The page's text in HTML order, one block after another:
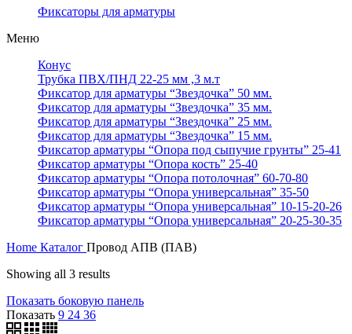
Фиксаторы для арматуры
Меню
Конус
Трубка ПВХ/ПНД 22-25 мм ,3 м.т
Фиксатор для арматуры “Звездочка” 50 мм.
Фиксатор для арматуры “Звездочка” 35 мм.
Фиксатор для арматуры “Звездочка” 25 мм.
Фиксатор для арматуры “Звездочка” 15 мм.
Фиксатор арматуры “Опора под сыпучие грунты” 25-41
Фиксатор арматуры “Опора кость” 25-40
Фиксатор арматуры “Опора потолочная” 60-70-80
Фиксатор арматуры “Опора универсальная” 35-50
Фиксатор арматуры “Опора универсальная” 10-15-20-26
Фиксатор арматуры “Опора универсальная” 20-25-30-35
Home Каталог Провод АПВ (ПАВ)
Showing all 3 results
Показать боковую панель
Показать 9 24 36